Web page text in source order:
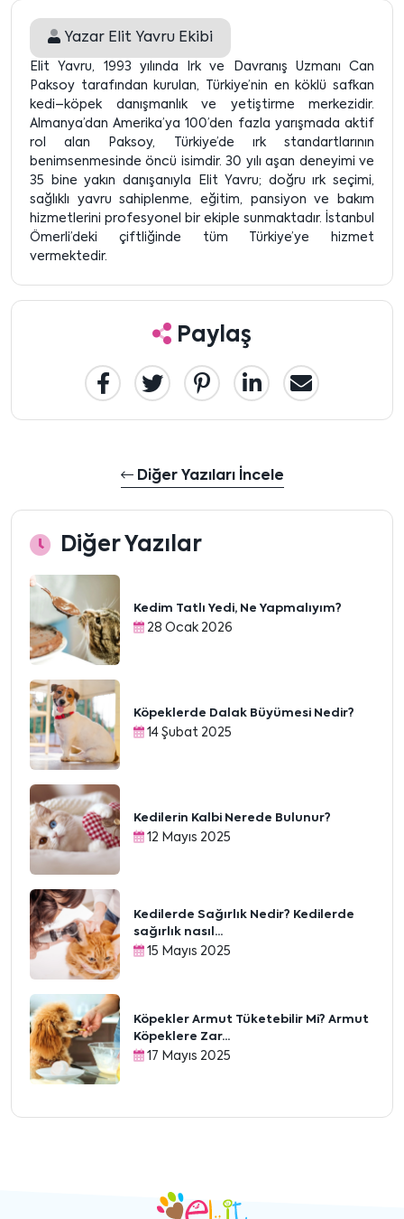
Yazar Elit Yavru Ekibi
Elit Yavru, 1993 yılında Irk ve Davranış Uzmanı Can
Paksoy tarafından kurulan, Türkiye’nin en köklü safkan
kedi–köpek danışmanlık ve yetiştirme merkezidir.
Almanya’dan Amerika’ya 100’den fazla yarışmada aktif
rol alan Paksoy, Türkiye’de ırk standartlarının
benimsenmesinde öncü isimdir. 30 yılı aşan deneyimi ve
35 bine yakın danışanıyla Elit Yavru; doğru ırk seçimi,
sağlıklı yavru sahiplenme, eğitim, pansiyon ve bakım
hizmetlerini profesyonel bir ekiple sunmaktadır. İstanbul
Ömerli’deki çiftliğinde tüm Türkiye’ye hizmet
vermektedir.
Paylaş
Diğer Yazıları İncele
Diğer Yazılar
Kedim Tatlı Yedi, Ne Yapmalıyım?
28 Ocak 2026
Köpeklerde Dalak Büyümesi Nedir?
14 Şubat 2025
Kedilerin Kalbi Nerede Bulunur?
12 Mayıs 2025
Kedilerde Sağırlık Nedir? Kedilerde
sağırlık nasıl...
15 Mayıs 2025
Köpekler Armut Tüketebilir Mi? Armut
Köpeklere Zar...
17 Mayıs 2025